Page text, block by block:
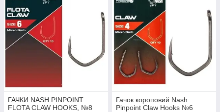
ГАЧКИ NASH PINPOINT
FLOTA CLAW HOOKS, №8
Гачок короповий Nash
Pinpoint Claw Hooks №6